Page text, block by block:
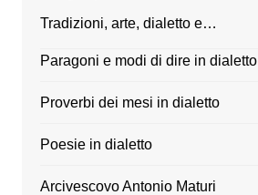
Tradizioni, arte, dialetto e…
Paragoni e modi di dire in dialetto
Proverbi dei mesi in dialetto
Poesie in dialetto
Arcivescovo Antonio Maturi